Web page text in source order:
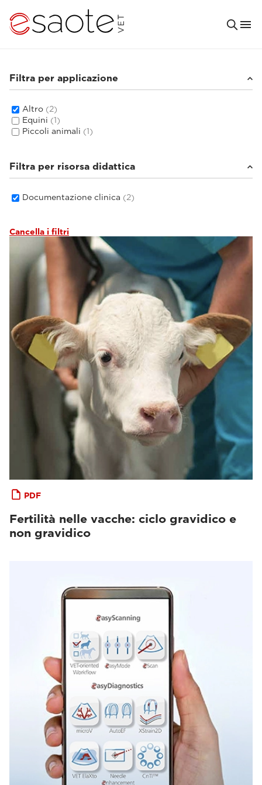
Filtra per applicazione
Altro (2)
Equini (1)
Piccoli animali (1)
Filtra per risorsa didattica
Documentazione clinica (2)
Cancella i filtri
PDF
Fertilità nelle vacche: ciclo gravidico e
non gravidico